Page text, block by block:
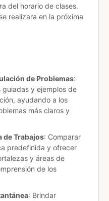
del horario de clases.
realizara en la próxima
de Problemas:
y ejemplos de
ayudando a los
más claros y
de Trabajos: Comparar
predefinida y ofrecer
y áreas de
de los
: Brindar